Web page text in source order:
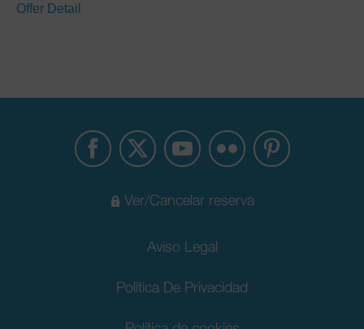
Offer Detail
Ver/Cancelar reserva
Aviso Legal
Política De Privacidad